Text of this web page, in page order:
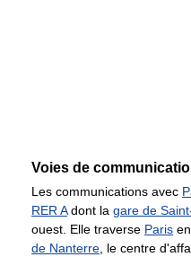
Voies de
Les communications avec
RER Adont la gare de
ouest. Elle traverse Paris
de Nanterre , le centre